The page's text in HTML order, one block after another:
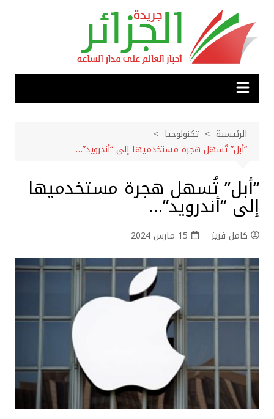
المحتوى
الرئيسية
تكنولوجيا
“أبل” تُسهل هجرة مستخدميها إلى “أندرويد”…
“أبل” تُسهل هجرة مستخدميها
إلى “أندرويد”…
كامل فزيز 15 مارس 2024